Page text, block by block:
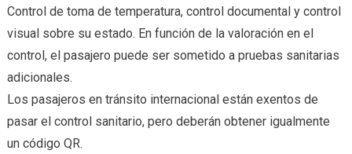
Control de toma de temperatura, control documental y control
visual sobre su estado. En función de la valoración en el
control, el pasajero puede ser sometido a pruebas sanitarias
adicionales.
Los pasajeros en tránsito internacional están exentos de
pasar el control sanitario, pero deberán obtener igualmente
un código QR.